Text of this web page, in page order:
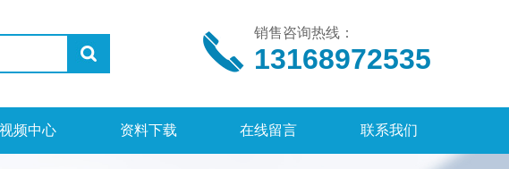
销售咨询热线：
13168972535
视频中心 资料下载 在线留言 联系我们